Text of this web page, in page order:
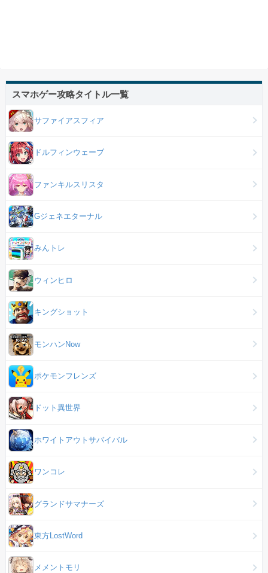
スマホゲー攻略タイトル一覧
サファイアスフィア
ドルフィンウェーブ
ファンキルスリスタ
Gジェネエターナル
みんトレ
ウィンヒロ
キングショット
モンハンNow
ポケモンフレンズ
ドット異世界
ホワイトアウトサバイバル
ワンコレ
グランドサマナーズ
東方LostWord
メメントモリ